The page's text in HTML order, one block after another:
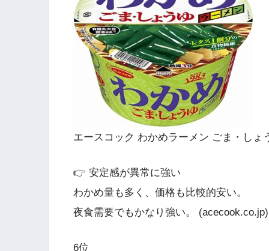
エースコック わかめラーメン ごま・しょ
👉 安定感が異常に強い
わかめ量も多く、価格も比較的安い。
夜食需要でもかなり強い。 (acecook.co.jp)
6位